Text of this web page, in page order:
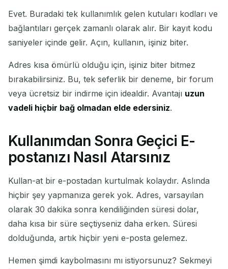
Evet. Buradaki tek kullanımlık gelen kutuları kodları ve
bağlantıları gerçek zamanlı olarak alır. Bir kayıt kodu
saniyeler içinde gelir. Açın, kullanın, işiniz biter.
Adres kısa ömürlü olduğu için, işiniz biter bitmez
bırakabilirsiniz. Bu, tek seferlik bir deneme, bir forum
veya ücretsiz bir indirme için idealdir. Avantajı uzun
vadeli hiçbir bağ olmadan elde edersiniz.
Kullanımdan Sonra Geçici E-
postanızı Nasıl Atarsınız
Kullan-at bir e-postadan kurtulmak kolaydır. Aslında
hiçbir şey yapmanıza gerek yok. Adres, varsayılan
olarak 30 dakika sonra kendiliğinden süresi dolar,
daha kısa bir süre seçtiyseniz daha erken. Süresi
dolduğunda, artık hiçbir yeni e-posta gelemez.
Hemen şimdi kaybolmasını mı istiyorsunuz? Sekmeyi